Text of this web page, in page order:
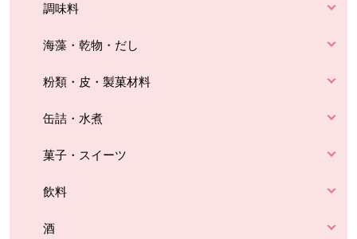
調味料
海藻・乾物・だし
粉類・皮・製菓材料
缶詰・水煮
菓子・スイーツ
飲料
酒